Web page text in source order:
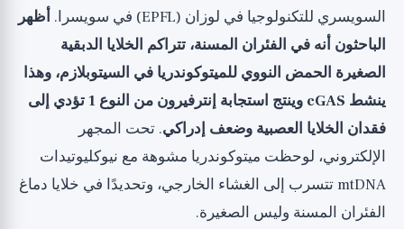
السويسري للتكنولوجيا في لوزان (EPFL) في سويسرا.
أظهر
الباحثون أنه في الفئران المسنة، تتراكم الخلايا الدبقية
الصغيرة الحمض النووي للميتوكوندريا في السيتوبلازم، وهذا
ينشط cGAS وينتج استجابة إنترفيرون من النوع 1 تؤدي إلى
فقدان الخلايا العصبية وضعف إدراكي. تحت المجهر
الإلكتروني، لوحظت ميتوكوندريا مشوهة مع نيوكليوتيدات
mtDNA تتسرب إلى الغشاء الخارجي، وتحديدًا في خلايا دماغ
الفئران المسنة وليس الصغيرة.